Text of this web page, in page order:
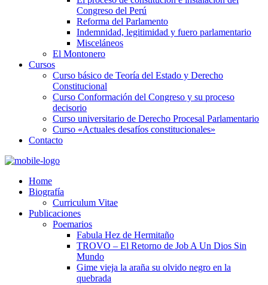
Congreso del Perú
Reforma del Parlamento
Indemnidad, legitimidad y fuero parlamentario
Misceláneos
El Montonero
Cursos
Curso básico de Teoría del Estado y Derecho
Constitucional
Curso Conformación del Congreso y su proceso
decisorio
Curso universitario de Derecho Procesal Parlamentario
Curso «Actuales desafíos constitucionales»
Contacto
Home
Biografía
Curriculum Vitae​
Publicaciones
Poemarios
Fabula Hez de Hermitaño
TROVO – El Retorno de Job A Un Dios Sin
Mundo
Gime vieja la araña su olvido negro en la
quebrada